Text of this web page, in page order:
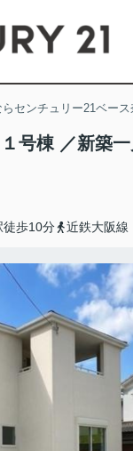
センチュリー21ベー
号棟 ／新築
徒歩10分
近鉄大阪線